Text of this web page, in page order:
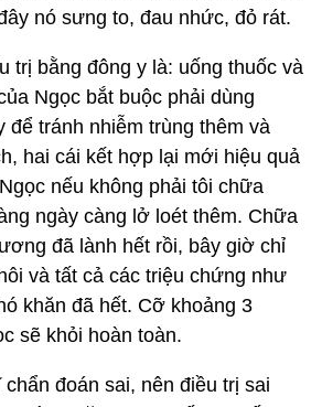
nó sưng to, đau nhức, đỏ rát.
trị bằng đông y là: uống thuốc và
Ngọc bắt buộc phải dùng
để tránh nhiễm trùng thêm và
hai cái kết hợp lại mới hiệu quả
nếu không phải tôi chữa
ngày càng lở loét thêm. Chữa
đã lành hết rồi, bây giờ chỉ
và tất cả các triệu chứng như
khăn đã hết. Cỡ khoảng 3
sẽ khỏi hoàn toàn.
đoán sai, nên điều trị sai